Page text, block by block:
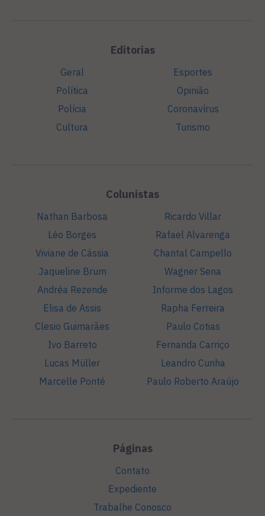
Editorias
Geral
Política
Polícia
Cultura
Esportes
Opinião
Coronavírus
Turismo
Colunistas
Nathan Barbosa
Léo Borges
Viviane de Cássia
Jaqueline Brum
Andréa Rezende
Elisa de Assis
Clesio Guimarães
Ivo Barreto
Lucas Müller
Marcelle Ponté
Ricardo Villar
Rafael Alvarenga
Chantal Campello
Wagner Sena
Informe dos Lagos
Rapha Ferreira
Paulo Cotias
Fernanda Carriço
Leandro Cunha
Paulo Roberto Araújo
Páginas
Contato
Expediente
Trabalhe Conosco